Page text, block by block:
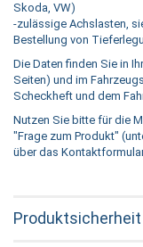
Skoda, VW)
-zulässige Achslasten,
Bestellung von
Die Daten finden Sie in
Seiten) und im
Scheckheft und dem
Nutzen Sie bitte für die
"Frage zum Produkt"
über das
Produktsicherheit